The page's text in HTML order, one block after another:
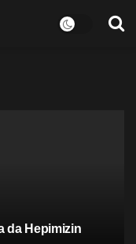
da Hepimizin